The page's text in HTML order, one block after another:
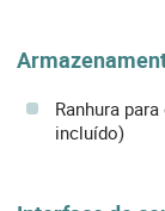
Ranhura
incluído)